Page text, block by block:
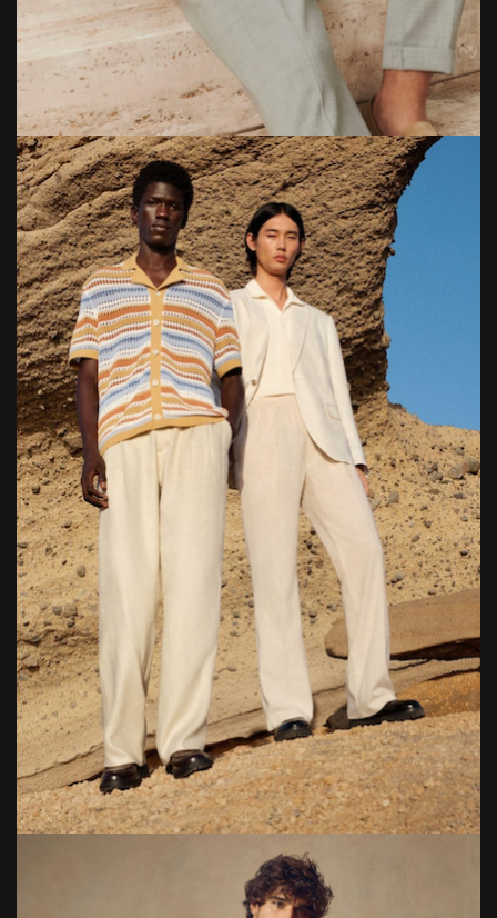
Bild: ©Bruno Cucinelli